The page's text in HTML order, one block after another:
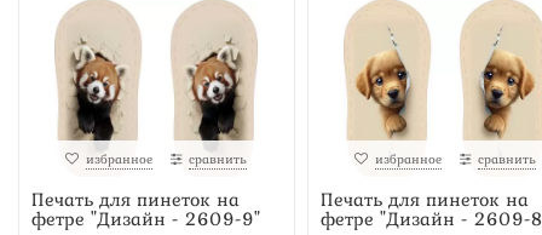
избранное сравнить
Печать для пинеток на
фетре "Дизайн - 2609-9"
избранное сравнить
Печать для пинеток на
фетре "Дизайн - 2609-